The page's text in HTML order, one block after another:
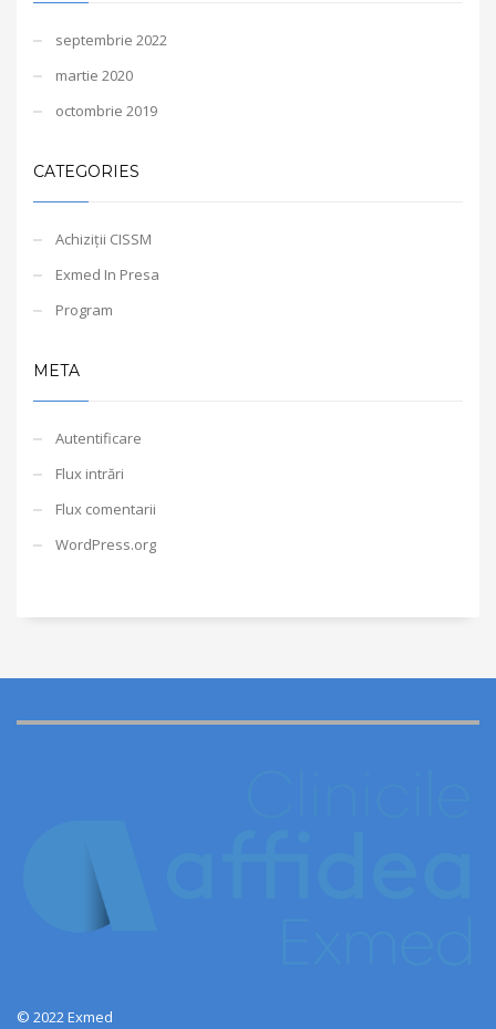
septembrie 2022
martie 2020
octombrie 2019
CATEGORIES
Achiziții CISSM
Exmed In Presa
Program
META
Autentificare
Flux intrări
Flux comentarii
WordPress.org
© 2022 Exmed